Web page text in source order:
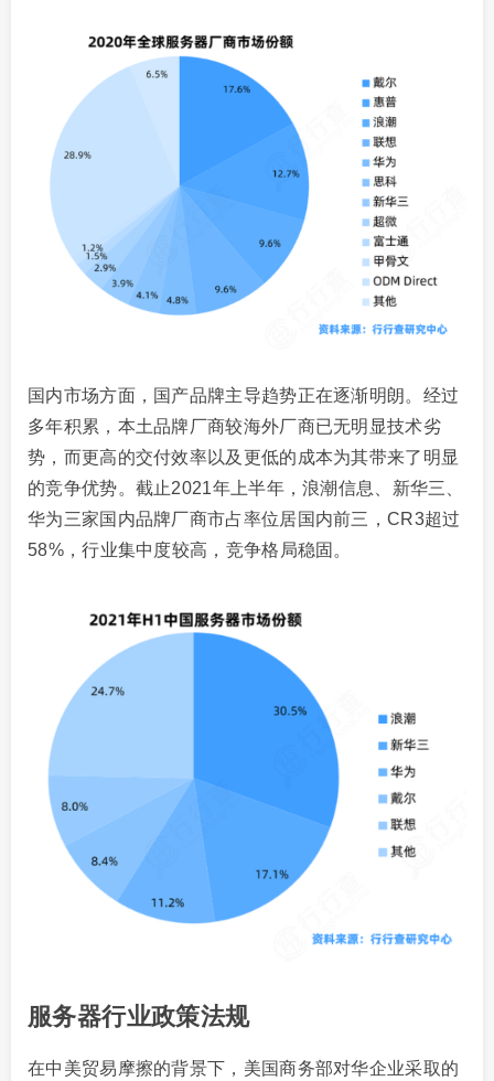
国内市场方面，国产品牌主导趋势正在逐渐明朗。经过
多年积累，本土品牌厂商较海外厂商已无明显技术劣
势，而更高的交付效率以及更低的成本为其带来了明显
的竞争优势。截止2021年上半年，浪潮信息、新华三、
华为三家国内品牌厂商市占率位居国内前三，CR3超过
58%，行业集中度较高，竞争格局稳固。
服务器行业政策法规
在中美贸易摩擦的背景下，美国商务部对华企业采取的